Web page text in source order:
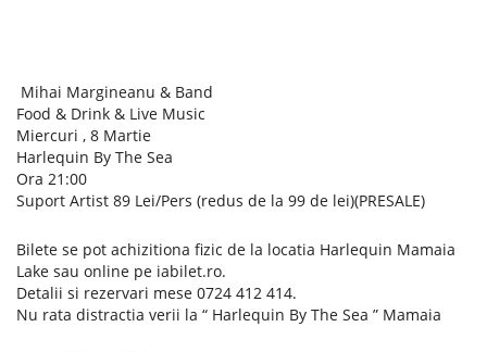
Mihai Margineanu & Band
Food & Drink & Live Music
Miercuri , 8 Martie
Harlequin By The Sea
Ora 21:00
Suport Artist 89 Lei/Pers (redus de la 99 de lei)(PRESALE)
Bilete se pot achizitiona fizic de la locatia Harlequin Mamaia
Lake sau online pe iabilet.ro.
Detalii si rezervari mese 0724 412 414.
Nu rata distractia verii la “ Harlequin By The Sea ” Mamaia